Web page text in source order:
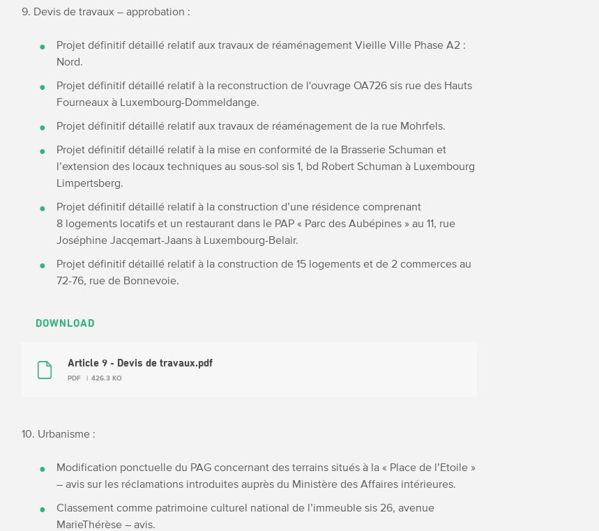
9. Devis de travaux – approbation :
Projet définitif détaillé relatif aux travaux de réaménagement Vieille Ville Phase A2 :
Nord.
Projet définitif détaillé relatif à la reconstruction de l'ouvrage OA726 sis rue des Hauts
Fourneaux à Luxembourg-Dommeldange.
Projet définitif détaillé relatif aux travaux de réaménagement de la rue Mohrfels.
Projet définitif détaillé relatif à la mise en conformité de la Brasserie Schuman et
l’extension des locaux techniques au sous-sol sis 1, bd Robert Schuman à Luxembourg
Limpertsberg.
Projet définitif détaillé relatif à la construction d’une résidence comprenant
8 logements locatifs et un restaurant dans le PAP « Parc des Aubépines » au 11, rue
Joséphine Jacqemart-Jaans à Luxembourg-Belair.
Projet définitif détaillé relatif à la construction de 15 logements et de 2 commerces au
72-76, rue de Bonnevoie.
DOWNLOAD
Article 9 - Devis de travaux.pdf
PDF 426.3 KO
10. Urbanisme :
Modification ponctuelle du PAG concernant des terrains situés à la « Place de l’Etoile »
– avis sur les réclamations introduites auprès du Ministère des Affaires intérieures.
Classement comme patrimoine culturel national de l’immeuble sis 26, avenue
MarieThérèse – avis.